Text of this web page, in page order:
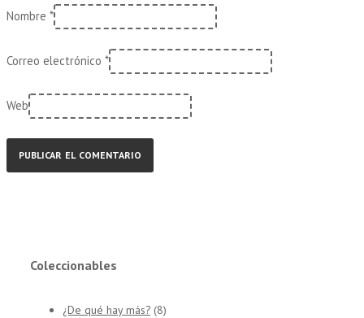
Nombre *
Correo electrónico *
Web
Coleccionables
¿De qué hay más? (8)